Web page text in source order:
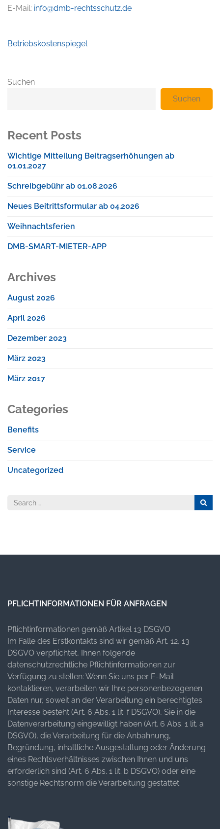
E-Mail: info@dmb-rechtsschutz.de
Beitragsnavigation
Betriebskostenspiegel
Suchen
Suchen
Recent Posts
Wichtige Mitteilung Beitragserhöhungen ab
01.01.2027
Schreibgebühr ab 01.08.2026
Neues Beitrittsformular ab 04.2026
Weihnachtsferien
DMB-SMART-MIETER-APP
Archives
August 2026
April 2026
Dezember 2023
März 2023
März 2017
Categories
Benefits
Service
Uncategorized
Search
PFLICHTINFORMATIONEN FÜR ANFRAGEN
Pflichtinformationen gemäß Artikel 13 DSGVO
Im Falle des Erstkontakts sind wir gemäß Art. 12, 13
DSGVO verpflichtet, Ihnen folgende
datenschutzrechtliche Pflichtinformationen zur
Verfügung zu stellen: Wenn Sie uns per E-Mail
kontaktieren, verarbeiten wir Ihre personenbezogenen
Daten nur, soweit an der Verarbeitung ein berechtigtes
Interesse besteht (Art. 6 Abs. 1 lit. f DSGVO), Sie in die
Datenverarbeitung eingewilligt haben (Art. 6 Abs. 1 lit. a
DSGVO), die Verarbeitung für die Anbahnung,
Begründung, inhaltliche Ausgestaltung oder Änderung
eines Rechtsverhältnisses zwischen Ihnen und uns
erforderlich sind (Art. 6 Abs. 1 lit. b DSGVO) oder eine
sonstige Rechtsnorm die Verarbeitung gestattet.